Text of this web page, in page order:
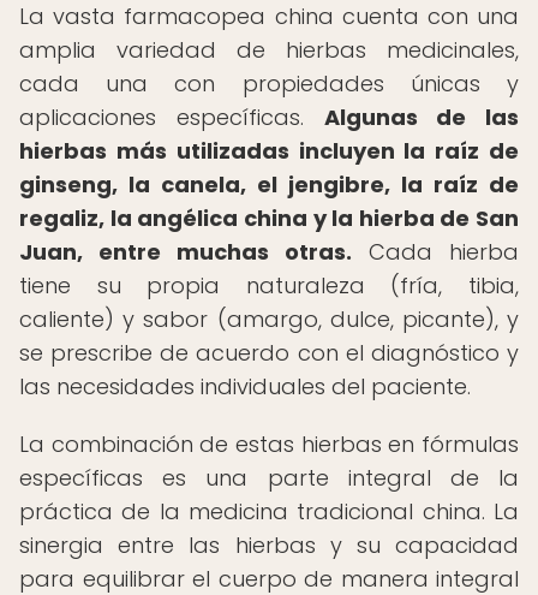
La vasta farmacopea china cuenta con una
amplia variedad de hierbas medicinales,
cada una con propiedades únicas y
aplicaciones específicas. Algunas de las
hierbas más utilizadas incluyen la raíz de
ginseng, la canela, el jengibre, la raíz de
regaliz, la angélica china y la hierba de San
Juan, entre muchas otras. Cada hierba
tiene su propia naturaleza (fría, tibia,
caliente) y sabor (amargo, dulce, picante), y
se prescribe de acuerdo con el diagnóstico y
las necesidades individuales del paciente.
La combinación de estas hierbas en fórmulas
específicas es una parte integral de la
práctica de la medicina tradicional china. La
sinergia entre las hierbas y su capacidad
para equilibrar el cuerpo de manera integral